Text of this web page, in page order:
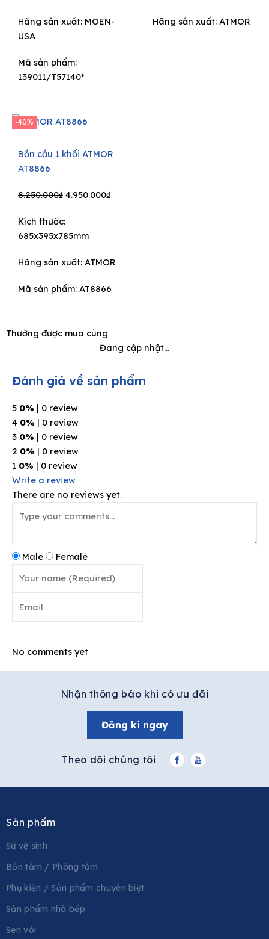
Hãng sản xuất: MOEN-
USA
Mã sản phẩm:
139011/T57140*
Hãng sản xuất: ATMOR
-40%
Bồn cầu 1 khối ATMOR
AT8866
8.250.000₫ Original
was:
8.250.000₫.
4.950.000₫Current
Kích thước:
685x395x785mm
Hãng sản xuất: ATMOR
Mã sản phẩm: AT8866
Thường được mua cùng
Đang cập nhật...
Đánh giá về sản phẩm
5 0% | 0 review
4 0% | 0 review
3 0% | 0 review
2 0% | 0 review
1 0% | 0 review
Write a review
There are no reviews yet.
Male Female
No comments yet
Nhận thông báo khi có ưu đãi
Đăng kí ngay
Theo dõi chúng tôi
Sản phẩm
Sứ vệ sinh
Bồn tắm / Phòng tắm
Phụ kiện / Sản phẩm chuyên biệt
Sản phẩm nhà bếp
Sen vòi